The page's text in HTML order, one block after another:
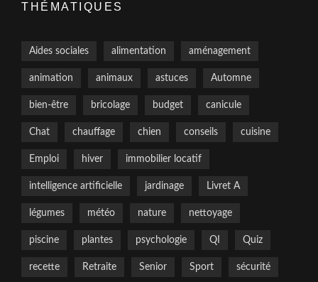
THÉMATIQUES
Aides sociales alimentation aménagement
animation animaux astuces Automne
bien-être bricolage budget canicule
Chat chauffage chien conseils cuisine
Emploi hiver immobilier locatif
intelligence artificielle jardinage Livret A
légumes météo nature nettoyage
piscine plantes psychologie QI Quiz
recette Retraite Senior Sport sécurité